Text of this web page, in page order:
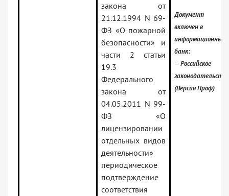
закона от
21.12.1994 N 69-
ФЗ «О пожарной
безопасности» и
части 2 статьи
19.3
Федерального
закона от
04.05.2011 N 99-
ФЗ «О
лицензировании
отдельных видов
деятельности»
периодическое
подтверждение
соответствия
Документ
включен в
информационный
банк:
— Российское
законодательство
(Версия Проф)